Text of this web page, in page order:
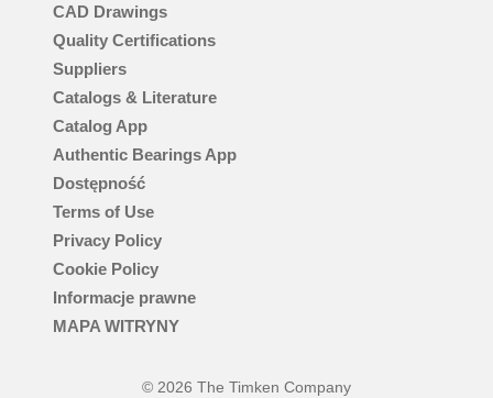
WYTWARZANIE ENERGII I ENERGIA ODNAWIALNA
PRZEGLĄDAJ WSZYSTKIE KATALOGI I MATERIAŁY INFORMACYJNE
CAD Drawings
Quality Certifications
Suppliers
Catalogs & Literature
Catalog App
Authentic Bearings App
Dostępność
Terms of Use
Privacy Policy
Cookie Policy
Informacje prawne
MAPA WITRYNY
© 2026 The Timken Company